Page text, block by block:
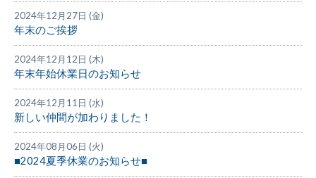
2024年12月27日 (金)
年末のご挨拶
2024年12月12日 (木)
年末年始休業日のお知らせ
2024年12月11日 (水)
新しい仲間が加わりました！
2024年08月06日 (火)
■2024夏季休業のお知らせ■